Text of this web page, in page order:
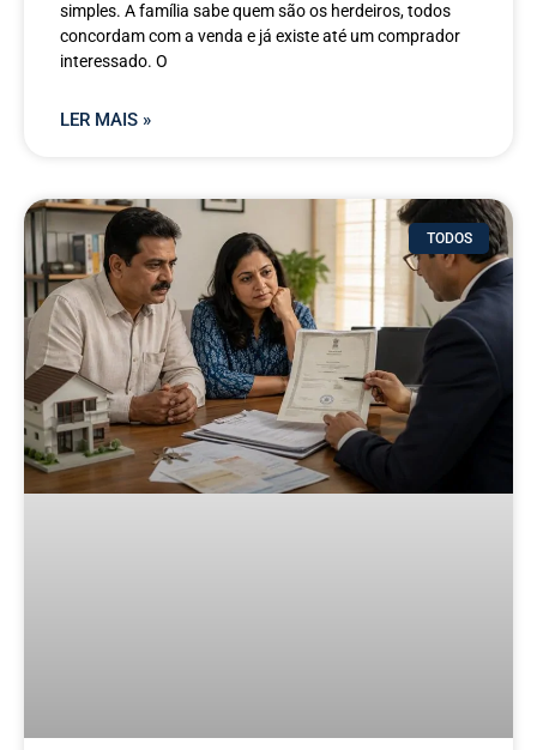
simples. A família sabe quem são os herdeiros, todos
concordam com a venda e já existe até um comprador
interessado. O
LER MAIS »
TODOS